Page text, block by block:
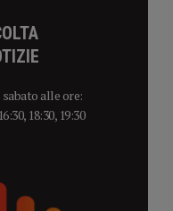
alle ore:
18:30, 19:30